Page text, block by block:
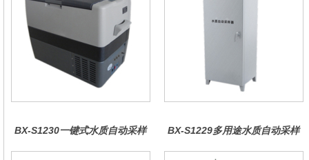
BX-S1230一键式水质自动采样
BX-S1229多用途水质自动采样